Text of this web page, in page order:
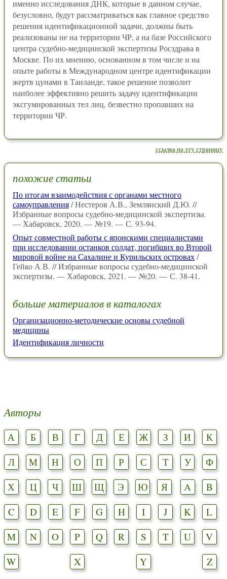
именно исследования ДНК, которые в данном случае,
безусловно, будут рассматриваться как главное средство
решения идентификационной задачи, должны быть
реализованы не на территории ЧР, а на базе Российского
центра судебно-медицинской экспертизы Росздрава в
Москве. По их мнению, основанном в том числе и на
опыте работы в Международном центре идентификации
жертв цунами в Таиланде, такое решение позволит
наиболее эффективно решить задачу идентификации
эксгумированных тел лиц, безвестно пропавших на
территории ЧР.
ссылка на эту страницу
похожие статьи
По итогам взаимодействия с органами местного
самоуправления/ Нестеров А.В., Землянский Д.Ю. //
Избранные вопросы судебно-медицинской экспертизы.
— Хабаровск, 2020. — №19. — С. 93-94.
Опыт совместной работы с японскими специалистами
при исследовании останков солдат, погибших во Второй
мировой войне на Сахалине и Курильских островах/
Гейко А.В. // Избранные вопросы судебно-медицинской
экспертизы. — Хабаровск, 2021. — №20. — С. 38-41.
больше материалов в каталогах
Организационно-методические основы судебной
медицины
Идентификация личности
Авторы
А Б В Г Д Е Ж З И
К
Л
М Н О П Р С Т У
Ф
Х
Ц Ч Ш Щ Э Ю Я A
B
C
D E F G H I J K
L
M
N O P Q R S T U
V
W
X Y Z